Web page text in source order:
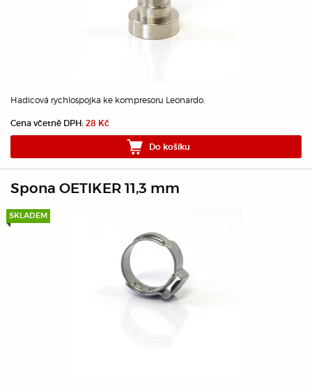
Hadicová rychlospojka ke kompresoru Leonardo.
Cena včetně DPH: 28 Kč
Do košíku
Spona OETIKER 11,3 mm
SKLADEM